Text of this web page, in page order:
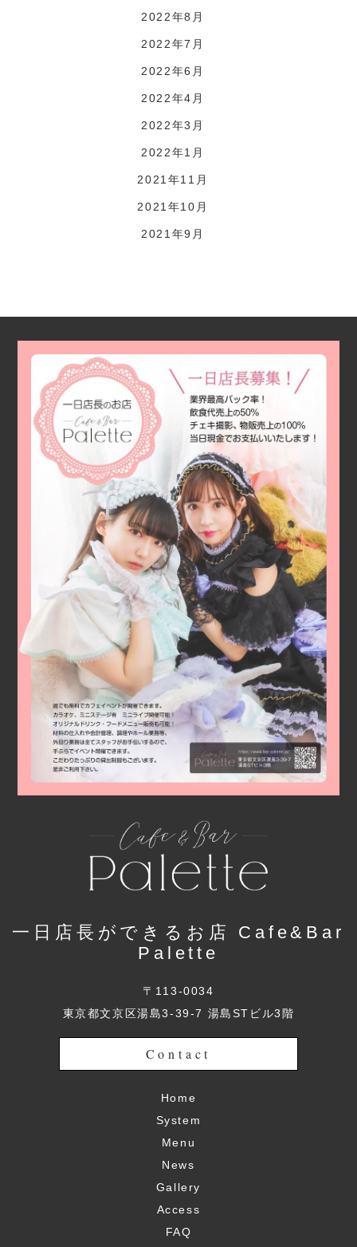
2022年8月
2022年7月
2022年6月
2022年4月
2022年3月
2022年1月
2021年11月
2021年10月
2021年9月
一日店長ができるお店 Cafe&Bar
Palette
〒113-0034
東京都文京区湯島3-39-7 湯島STビル3階
Contact
Home
System
Menu
News
Gallery
Access
FAQ